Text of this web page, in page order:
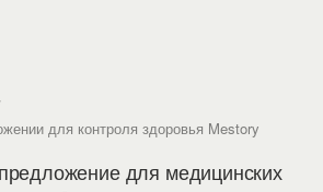
для контроля здоровья Mestory
для медицинских